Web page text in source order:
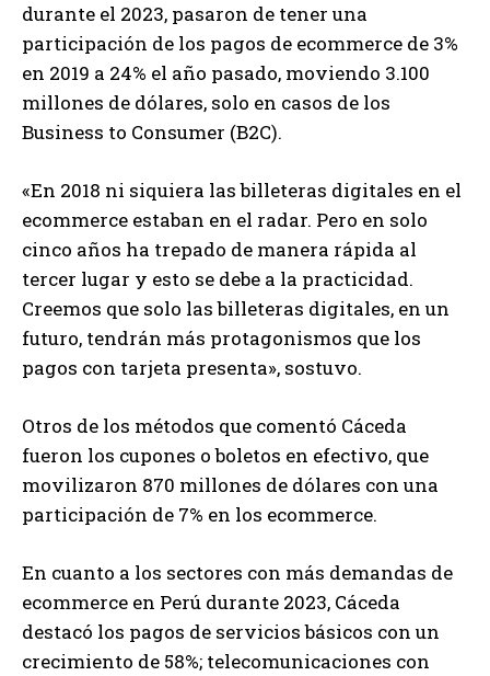
durante el 2023, pasaron de tener una
participación de los pagos de ecommerce de 3%
en 2019 a 24% el año pasado, moviendo 3.100
millones de dólares, solo en casos de los
Business to Consumer (B2C).
«En 2018 ni siquiera las billeteras digitales en el
ecommerce estaban en el radar. Pero en solo
cinco años ha trepado de manera rápida al
tercer lugar y esto se debe a la practicidad.
Creemos que solo las billeteras digitales, en un
futuro, tendrán más protagonismos que los
pagos con tarjeta presenta», sostuvo.
Otros de los métodos que comentó Cáceda
fueron los cupones o boletos en efectivo, que
movilizaron 870 millones de dólares con una
participación de 7% en los ecommerce.
En cuanto a los sectores con más demandas de
ecommerce en Perú durante 2023, Cáceda
destacó los pagos de servicios básicos con un
crecimiento de 58%; telecomunicaciones con